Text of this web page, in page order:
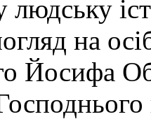
на
Йосифа